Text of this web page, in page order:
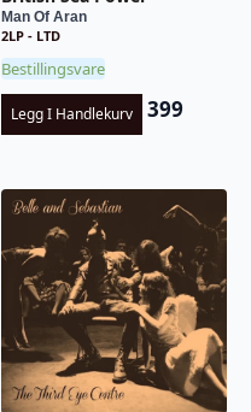
Man Of Aran
2LP - LTD
Bestillingsvare
Legg I Handlekurv 399